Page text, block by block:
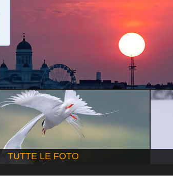
TUTTE LE FOTO